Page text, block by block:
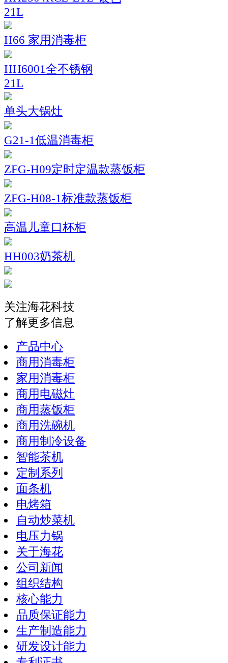
21L
H66 家用消毒柜
HH6001全不锈钢
21L
单头大锅灶
G21-1低温消毒柜
ZFG-H09定时定温款蒸饭柜
ZFG-H08-1标准款蒸饭柜
高温儿童口杯柜
HH003奶茶机
关注海花科技
了解更多信息
产品中心
商用消毒柜
家用消毒柜
商用电磁灶
商用蒸饭柜
商用洗碗机
商用制冷设备
智能茶机
定制系列
面条机
电烤箱
自动炒菜机
电压力锅
关于海花
公司新闻
组织结构
核心能力
品质保证能力
生产制造能力
研发设计能力